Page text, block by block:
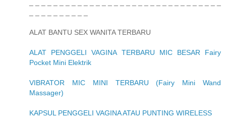
ALAT BANTU SEX WANITA TERBARU
ALAT PENGGELI VAGINA TERBARU MIC BESAR Fairy
Pocket Mini Elektrik
VIBRATOR MIC MINI TERBARU (Fairy Mini Wand
Massager)
KAPSUL PENGGELI VAGINA ATAU PUNTING WIRELESS